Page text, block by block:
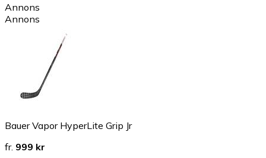
Annons
Annons
Bauer Vapor HyperLite Grip Jr
fr. 999 kr